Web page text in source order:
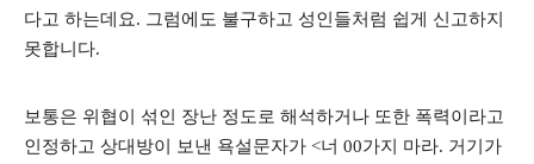
다고 하는데요. 그럼에도 불구하고 성인들처럼 쉽게 신고하지
못합니다.
보통은 위협이 섞인 장난 정도로 해석하거나 또한 폭력이라고
인정하고 상대방이 보낸 욕설문자가 <너 00가지 마라. 거기가